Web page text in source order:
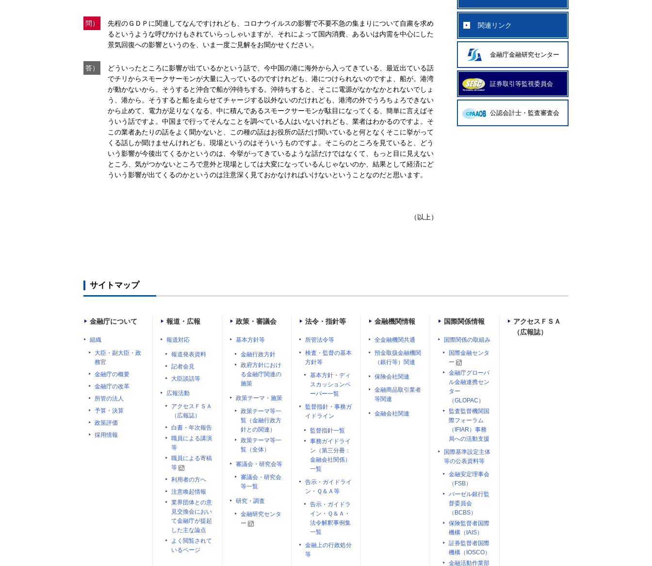
問）
先程のＧＤＰに関連してなんですけれども、コロナウイルスの影響で不要不急の集まりについて自粛を求め
るというような呼びかけもされていらっしゃいますが、それによって国内消費、あるいは内需を中心にした
景気回復への影響というのを、いま一度ご見解をお聞かせください。
答）
どういったところに影響が出ているかという話で、今中国の港に海外から入ってきている、最近出ている話
でチリからスモークサーモンが大量に入っているのですけれども、港につけられないのですよ、船が。港湾
が動かないから。そうすると沖合で船が沖待ちする。沖待ちすると、そこに電源がなかなかとれないでしょ
う、港から。そうすると船を走らせてチャージする以外ないのだけれども、港湾の外でうろちょろできない
から止めて、電力が足りなくなる、中に積んであるスモークサーモンが駄目になってくる、簡単に言えばそ
ういう話ですよ。中国まで行ってそんなことを調べている人はいないけれども、業者はわかるのですよ。そ
この業者あたりの話をよく聞かないと、この種の話はお役所の話だけ聞いていると何となくそこに挙がって
くる話しか聞けませんけれども、現場というのはそういうものですよ。そこらのところを見ていると、どう
いう影響が今後出てくるかというのは、今挙がってきているような話だけではなくて、もっと目に見えない
ところ、気がつかないところで意外と現場としては大変になっているんじゃないのか、結果として経済にど
ういう影響が出てくるのかというのは注意深く見ておかなければいけないということなのだと思います。
（以上）
関連リンク
金融庁金融研究センター
証券取引等監視委員会
公認会計士・監査審査会
サイトマップ
金融庁について
組織
大臣・副大臣・政
務官
金融庁の概要
金融庁の改革
所管の法人
予算・決算
政策評価
採用情報
報道・広報
報道対応
報道発表資料
記者会見
大臣談話等
広報活動
アクセスＦＳＡ
（広報誌）
白書・年次報告
職員による講演
等
職員による寄稿
等
利用者の方へ
注意喚起情報
業界団体との意
見交換会におい
て金融庁が提起
した主な論点
よく閲覧されて
いるページ
政策・審議会
基本方針等
金融行政方針
政府方針におけ
る金融庁関連の
施策
政策テーマ・施策
政策テーマ等一
覧（金融行政方
針との関連）
政策テーマ等一
覧（全体）
審議会・研究会等
審議会・研究会
等一覧
研究・調査
金融研究センタ
ー
法令・指針等
所管法令等
検査・監督の基本
方針等
基本方針・ディ
スカッションペ
ーパー一覧
監督指針・事務ガ
イドライン
監督指針一覧
事務ガイドライ
ン（第三分冊：
金融会社関係）
一覧
告示・ガイドライ
ン・Ｑ＆Ａ等
告示・ガイドラ
イン・Ｑ＆Ａ・
法令解釈事例集
一覧
金融上の行政処分
等
金融機関情報
全金融機関共通
預金取扱金融機関
（銀行等）関連
保険会社関連
金融商品取引業者
等関連
金融会社関連
国際関係情報
国際関係の取組み
国際金融センタ
ー
金融庁グローバ
ル金融連携セン
ター
（GLOPAC）
監査監督機関国
際フォーラム
（IFIAR）事務
局への活動支援
国際基準設定主体
等の公表資料等
金融安定理事会
（FSB）
バーゼル銀行監
督委員会
（BCBS）
保険監督者国際
機構（IAIS）
証券監督者国際
機構（IOSCO）
金融活動作業部
アクセスＦＳＡ
（広報誌）